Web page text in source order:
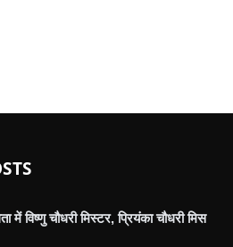
में विष्णु चौधरी मिस्टर, प्रियंका चौधरी मिस